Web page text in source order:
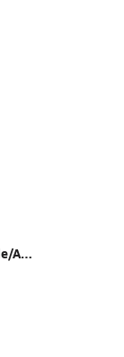
Chicago Military Academy-Bronzeville/Air Force Academy